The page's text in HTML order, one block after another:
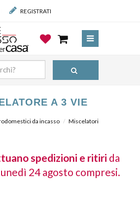
REGISTRATI
A 3 VIE
da incasso Miscelatori
spedizioni e ritiri da
24 agosto compresi.